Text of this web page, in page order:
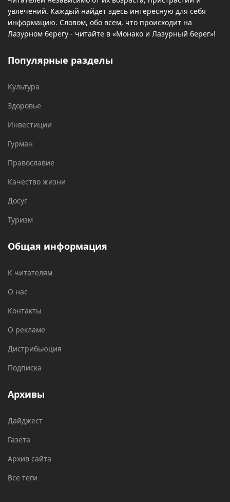
увлечений. Каждый найдет здесь интересную для себя
информацию. Словом, обо всем, что происходит на
Лазурном берегу - читайте в «Монако и Лазурный берег»!
Популярные разделы
Культура
Здоровье
Инвестиции
Гурман
Православие
Качество жизни
Досуг
Туризм
Общая информация
К читателям
О нас
Контакты
О рекламе
Дистрибьюция
Подписка
Архивы
Дайджест
Газета
Архив сайта
Все теги